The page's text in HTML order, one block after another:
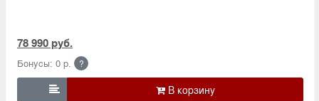
78 990 руб.
Бонусы: 0 р. ?
